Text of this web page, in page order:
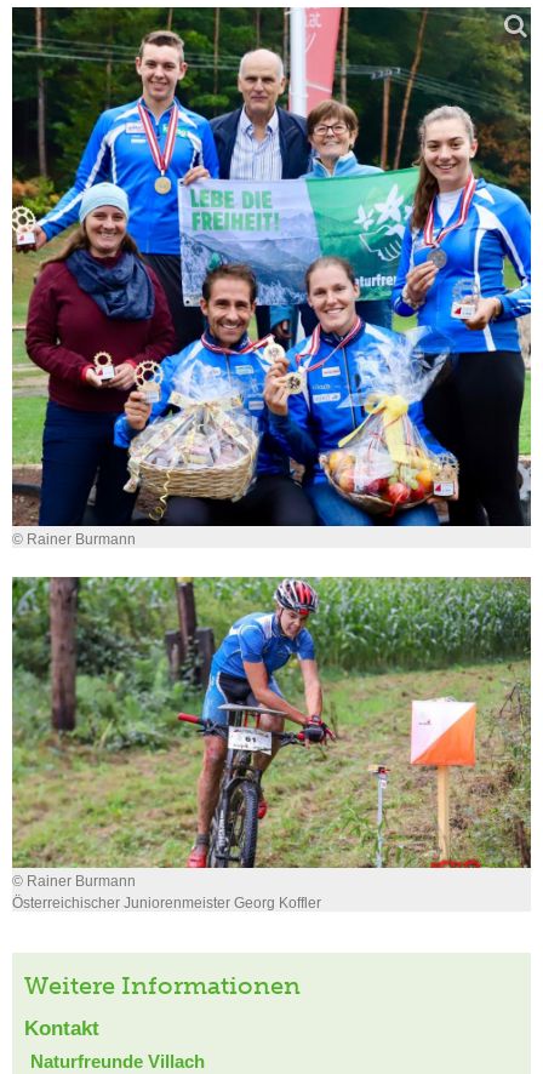
© Rainer Burmann
© Rainer Burmann
Österreichischer Juniorenmeister Georg Koffler
Weitere Informationen
Kontakt
Naturfreunde Villach